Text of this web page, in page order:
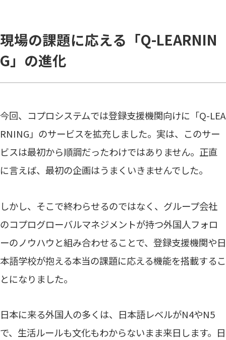
現場の課題に応える「Q-LEARNIN
G」の進化
今回、コプロシステムでは登録支援機関向けに「Q-LEA
RNING」のサービスを拡充しました。実は、このサー
ビスは最初から順調だったわけではありません。正直
に言えば、最初の企画はうまくいきませんでした。
しかし、そこで終わらせるのではなく、グループ会社
のコプログローバルマネジメントが持つ外国人フォロ
ーのノウハウと組み合わせることで、登録支援機関や日
本語学校が抱える本当の課題に応える機能を搭載するこ
とになりました。
日本に来る外国人の多くは、日本語レベルがN4やN5
で、生活ルールも文化もわからないまま来日します。日